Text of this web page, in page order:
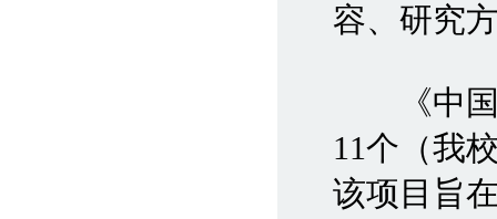
容、研究
《中国
11个（我
该项目旨